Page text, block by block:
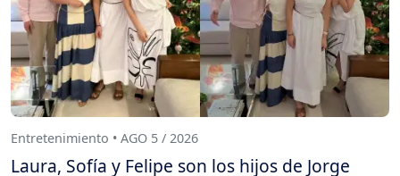
Entretenimiento • AGO 5 / 2026
Laura, Sofía y Felipe son los hijos de Jorge